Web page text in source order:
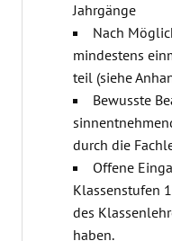
Jahrgänge
Nach
mindestens
teil (siehe
Bewusste
durch die
Offene
Klassenstufen
des
haben.